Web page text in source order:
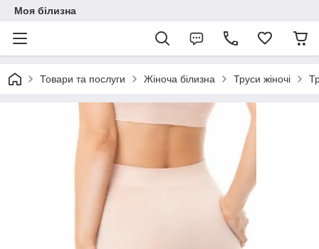
Моя білизна
Товари та послуги Жіноча білизна Труси жіночі